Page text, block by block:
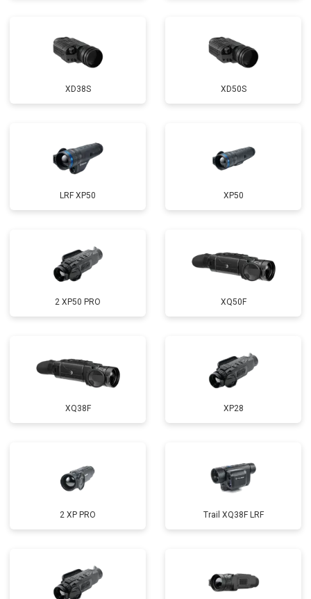
XD38S XD50S
LRF XP50 XP50
2 XP50 PRO XQ50F
XQ38F XP28
2 XP PRO Trail XQ38F LRF